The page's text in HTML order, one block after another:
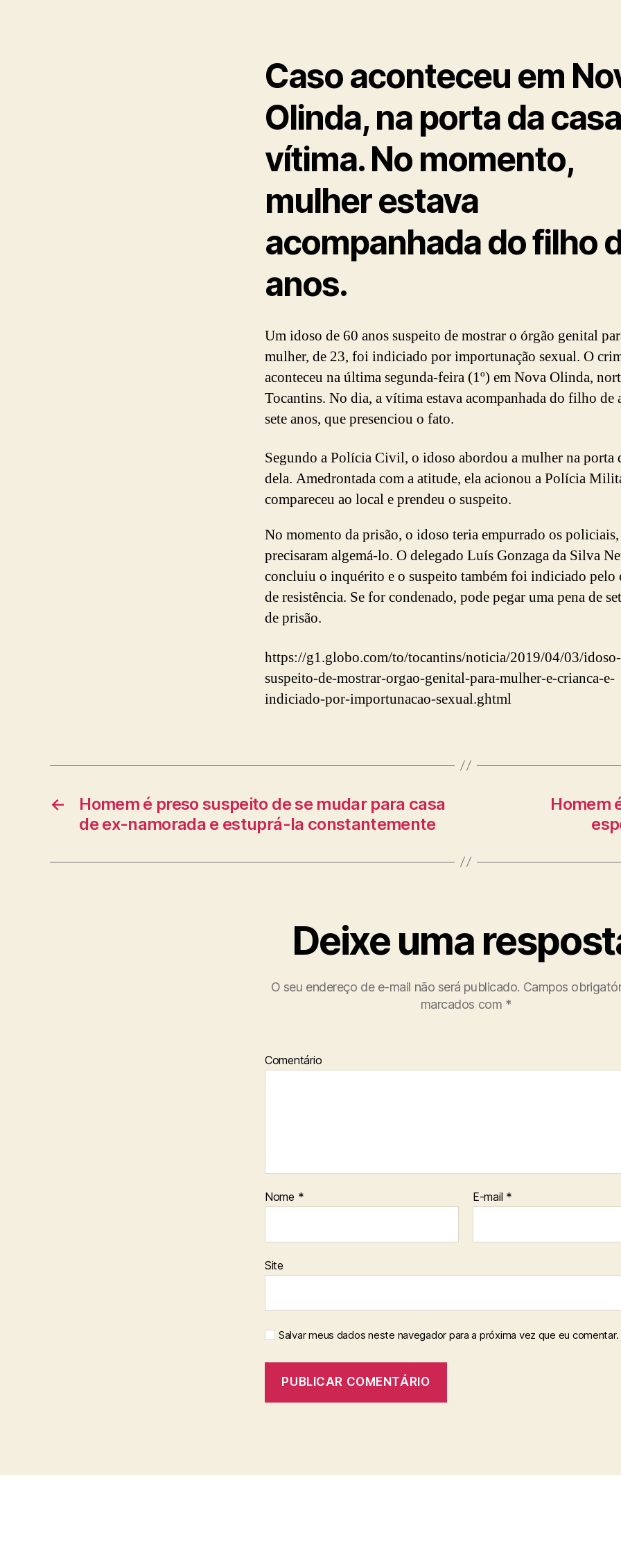
Caso aconteceu em
Olinda, na porta da
vítima. No momento,
mulher estava
acompanhada do filho
anos.
Um idoso de 60 anos suspeito de mostrar o órgão genital
mulher, de 23, foi indiciado por importunação sexual. O
aconteceu na última segunda-feira (1º) em Nova Olinda,
Tocantins. No dia, a vítima estava acompanhada do filho de
sete anos, que presenciou o fato.
Segundo a Polícia Civil, o idoso abordou a mulher na porta
dela. Amedrontada com a atitude, ela acionou a Polícia
compareceu ao local e prendeu o suspeito.
No momento da prisão, o idoso teria empurrado os
precisaram algemá-lo. O delegado Luís Gonzaga da Silva
concluiu o inquérito e o suspeito também foi indiciado pelo
de resistência. Se for condenado, pode pegar uma pena de
de prisão.
https://g1.globo.com/to/tocantins/noticia/2019/04/03/idoso-
suspeito-de-mostrar-orgao-genital-para-mulher-e-crianca-e-
indiciado-por-importunacao-sexual.ghtml
←
Homem é preso suspeito de se mudar para casa
de ex-namorada e estuprá-la constantemente
Homem
Deixe uma
O seu endereço de e-mail não será publicado. Campos
marcados com *
Comentário
Nome * E-mail *
Site
Salvar meus dados neste navegador para a próxima vez que eu comentar.